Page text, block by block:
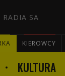
RADIA SA
KIEROWCY
KULTURA